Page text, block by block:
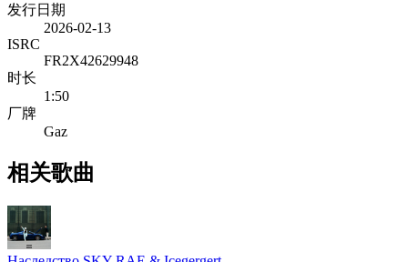
发行日期
2026-02-13
ISRC
FR2X42629948
时长
1:50
厂牌
Gaz
相关歌曲